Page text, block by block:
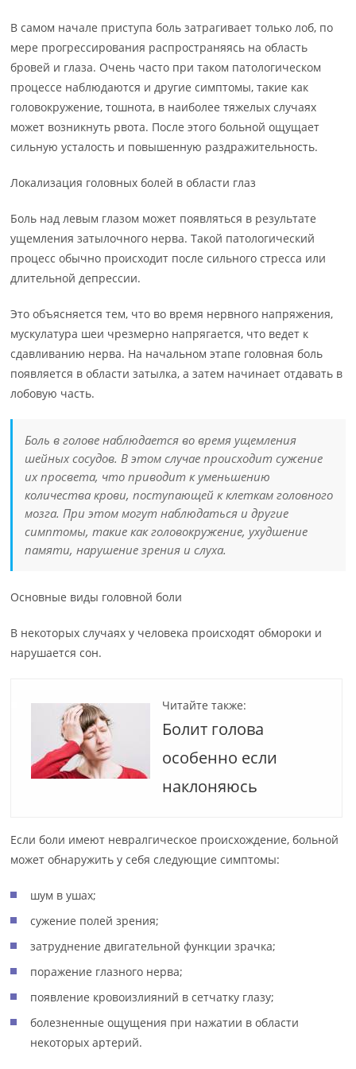
В самом начале приступа боль затрагивает только лоб, по
мере прогрессирования распространяясь на область
бровей и глаза. Очень часто при таком патологическом
процессе наблюдаются и другие симптомы, такие как
головокружение, тошнота, в наиболее тяжелых случаях
может возникнуть рвота. После этого больной ощущает
сильную усталость и повышенную раздражительность.
Локализация головных болей в области глаз
Боль над левым глазом может появляться в результате
ущемления затылочного нерва. Такой патологический
процесс обычно происходит после сильного стресса или
длительной депрессии.
Это объясняется тем, что во время нервного напряжения,
мускулатура шеи чрезмерно напрягается, что ведет к
сдавливанию нерва. На начальном этапе головная боль
появляется в области затылка, а затем начинает отдавать в
лобовую часть.
Боль в голове наблюдается во время ущемления
шейных сосудов. В этом случае происходит сужение
их просвета, что приводит к уменьшению
количества крови, поступающей к клеткам головного
мозга. При этом могут наблюдаться и другие
симптомы, такие как головокружение, ухудшение
памяти, нарушение зрения и слуха.
Основные виды головной боли
В некоторых случаях у человека происходят обмороки и
нарушается сон.
Читайте также:
Болит голова
особенно если
наклоняюсь
Если боли имеют невралгическое происхождение, больной
может обнаружить у себя следующие симптомы:
шум в ушах;
сужение полей зрения;
затруднение двигательной функции зрачка;
поражение глазного нерва;
появление кровоизлияний в сетчатку глазу;
болезненные ощущения при нажатии в области
некоторых артерий.